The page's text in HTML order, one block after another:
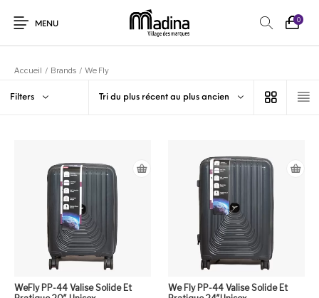
MENU
0
Accueil / Brands / We Fly
Filters Tri du plus récent au plus ancien
WeFly PP-44 Valise Solide Et
We Fly PP-44 Valise Solide Et